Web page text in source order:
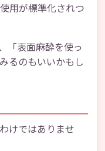
用が標準化されつ
「表面麻酔を使っ
るのもいいかもし
けではありませ